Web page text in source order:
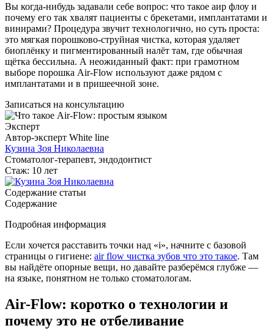
Вы когда-нибудь задавали себе вопрос: что такое аир флоу и
почему его так хвалят пациенты с брекетами, имплантатами и
винирами? Процедура звучит технологично, но суть проста:
это мягкая порошково‑струйная чистка, которая удаляет
биоплёнку и пигментированный налёт там, где обычная
щётка бессильна. А неожиданный факт: при грамотном
выборе порошка Air-Flow используют даже рядом с
имплантатами и в пришеечной зоне.
Записаться на консультацию
Эксперт
Автор-эксперт White line
Кузина Зоя Николаевна
Стоматолог-терапевт, эндодонтист
Стаж: 10 лет
Содержание статьи
Содержание
Подробная информация
Если хочется расставить точки над «i», начните с базовой
страницы о гигиене: air flow чистка зубов что это такое. Там
вы найдёте опорные вещи, но давайте разберёмся глубже —
на языке, понятном не только стоматологам.
Air-Flow: коротко о технологии и
почему это не отбеливание